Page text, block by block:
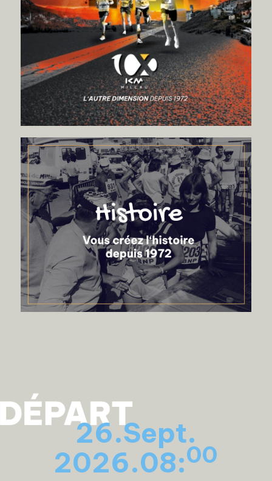
26.Sept.
2026.08:00